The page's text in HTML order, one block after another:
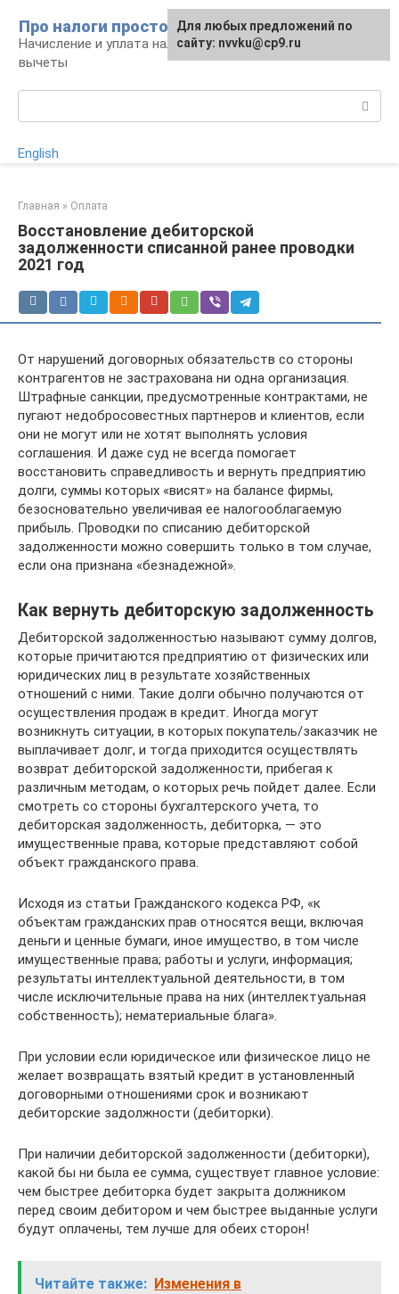
контенту
Про налоги просто
Начисление и уплата налогов, налоговые
вычеты
English
Главная » Оплата
Восстановление дебиторской
задолженности списанной ранее проводки
2021 год
От нарушений договорных обязательств со стороны
контрагентов не застрахована ни одна организация.
Штрафные санкции, предусмотренные контрактами, не
пугают недобросовестных партнеров и клиентов, если
они не могут или не хотят выполнять условия
соглашения. И даже суд не всегда помогает
восстановить справедливость и вернуть предприятию
долги, суммы которых «висят» на балансе фирмы,
безосновательно увеличивая ее налогооблагаемую
прибыль. Проводки по списанию дебиторской
задолженности можно совершить только в том случае,
если она признана «безнадежной».
Как вернуть дебиторскую задолженность
Дебиторской задолженностью называют сумму долгов,
которые причитаются предприятию от физических или
юридических лиц в результате хозяйственных
отношений с ними. Такие долги обычно получаются от
осуществления продаж в кредит. Иногда могут
возникнуть ситуации, в которых покупатель/заказчик не
выплачивает долг, и тогда приходится осуществлять
возврат дебиторской задолженности, прибегая к
различным методам, о которых речь пойдет далее. Если
смотреть со стороны бухгалтерского учета, то
дебиторская задолженность, дебиторка, — это
имущественные права, которые представляют собой
объект гражданского права.
Исходя из статьи Гражданского кодекса РФ, «к
объектам гражданских прав относятся вещи, включая
деньги и ценные бумаги, иное имущество, в том числе
имущественные права; работы и услуги, информация;
результаты интеллектуальной деятельности, в том
числе исключительные права на них (интеллектуальная
собственность); нематериальные блага».
При условии если юридическое или физическое лицо не
желает возвращать взятый кредит в установленный
договорными отношениями срок и возникают
дебиторские задолжности (дебиторки).
При наличии дебиторской задолженности (дебиторки),
какой бы ни была ее сумма, существует главное условие:
чем быстрее дебиторка будет закрыта должником
перед своим дебитором и чем быстрее выданные услуги
будут оплачены, тем лучше для обеих сторон!
Читайте также: Изменения в
Для любых предложений по
сайту: nvvku@cp9.ru